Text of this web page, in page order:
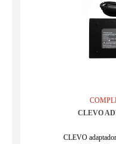
CLEVO
CLEVO